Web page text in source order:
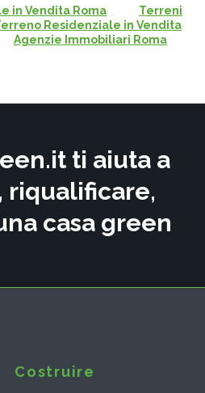
in Vendita Roma
Terreni
Residenziale in Vendita
Agenzie Immobiliari Roma
ti aiuta a
riqualificare,
casa green
Costruire